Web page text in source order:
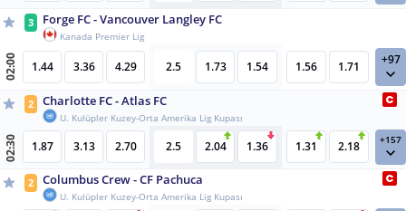
3 Forge FC - Vancouver Langley FC
Kanada Premier Lig
02:00 1.44 3.36 4.29 2.5 1.73 1.54 1.56 1.71 +97
2 Charlotte FC - Atlas FC
U. Kulüpler Kuzey-Orta Amerika Lig Kupası
02:30 1.87 3.13 2.70 2.5 2.04 1.36 1.31 2.18 +157
2 Columbus Crew - CF Pachuca
U. Kulüpler Kuzey-Orta Amerika Lig Kupası